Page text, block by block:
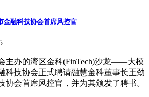
金融科技协会首席风控官
主办的湾区金科(FinTech)沙龙——大模
科技协会正式聘请融慧金科董事长王劲
协会首席风控官，并为其颁发了聘书。